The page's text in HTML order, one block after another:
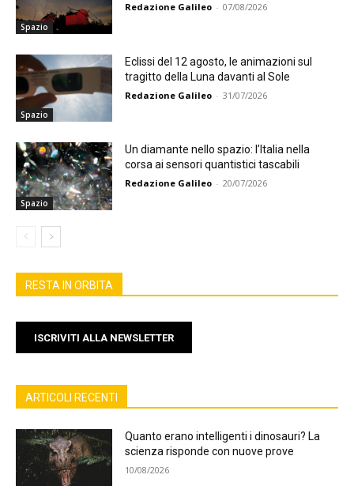
Spazio
Redazione Galileo - 07/08/2026
Spazio
Eclissi del 12 agosto, le animazioni sul
tragitto della Luna davanti al Sole
Redazione Galileo - 31/07/2026
Spazio
Un diamante nello spazio: l’Italia nella
corsa ai sensori quantistici tascabili
Redazione Galileo - 20/07/2026
RESTA IN ORBITA
ISCRIVITI ALLA NEWSLETTER
ARTICOLI RECENTI
Quanto erano intelligenti i dinosauri? La
scienza risponde con nuove prove
10/08/2026